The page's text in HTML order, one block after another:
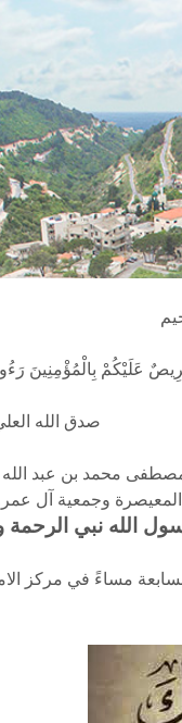
صدق الله
المصطفى محمد بن عبد
وجمعية آل
الله نبي الرحمة
17/11/2018 عند الساعة السابعة مساءً في